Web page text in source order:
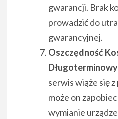
gwarancji. Brak
prowadzić do
gwarancyjnej.
Oszczędność
serwis wiąże się
może on
wymianie